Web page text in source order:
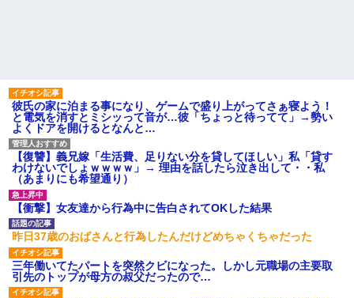
彼氏の家に泊まる事になり、ゲームで盛り上がってさぁ寝よう！
と電気を消すとミシッって音が…彼「ちょっと待ってて」→勢い
よくドアを開けるとなんと…
【復讐】義兄嫁「生活費、足りない分を貸してほしい」私「貸す
わけないでしょｗｗｗｗ」→ 理由を話したら泣き出して・・私
（あまりにも希望通り）
【衝撃】女友達から行為中に告白されてOKした結果
昨日37歳のおばさんと行為したんだけどめちゃくちゃだった
三年働いてたパートを突然クビになった。しかし元職場の主要取
引先のトップが母方の叔父だったので…